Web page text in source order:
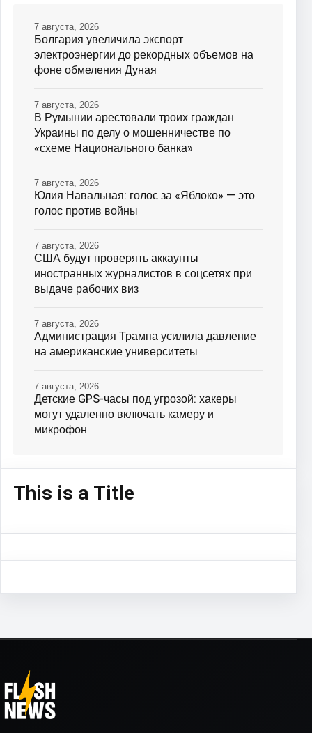
Болгария увеличила экспорт
электроэнергии до рекордных объемов на
фоне обмеления Дуная
7 августа, 2026
В Румынии арестовали троих граждан
Украины по делу о мошенничестве по
«схеме Национального банка»
7 августа, 2026
Юлия Навальная: голос за «Яблоко» — это
голос против войны
7 августа, 2026
США будут проверять аккаунты
иностранных журналистов в соцсетях при
выдаче рабочих виз
7 августа, 2026
Администрация Трампа усилила давление
на американские университеты
7 августа, 2026
Детские GPS-часы под угрозой: хакеры
могут удаленно включать камеру и
микрофон
7 августа, 2026
This is a Title